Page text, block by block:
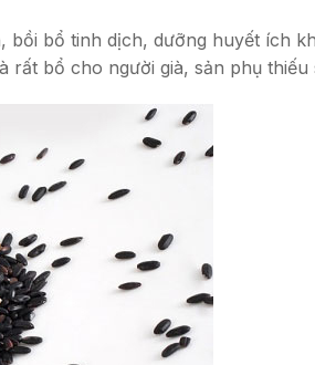
bổ tinh dịch, dưỡng huyết ích
bổ cho người già, sản phụ thiếu